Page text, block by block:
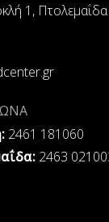
1,
2461 181060
2463